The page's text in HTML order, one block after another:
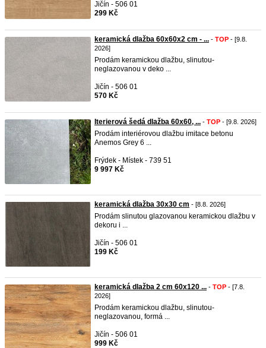
Jičín - 506 01
299 Kč
keramická dlažba 60x60x2 cm - ... - TOP - [9.8.
2026]
Prodám keramickou dlažbu, slinutou-
neglazovanou v deko ...
Jičín - 506 01
570 Kč
Iterierová šedá dlažba 60x60, ... - TOP - [9.8. 2026]
Prodám interiérovou dlažbu imitace betonu
Anemos Grey 6 ...
Frýdek - Místek - 739 51
9 997 Kč
keramická dlažba 30x30 cm - [8.8. 2026]
Prodám slinutou glazovanou keramickou dlažbu v
dekoru i ...
Jičín - 506 01
199 Kč
keramická dlažba 2 cm 60x120 ... - TOP - [7.8.
2026]
Prodám keramickou dlažbu, slinutou-
neglazovanou, formá ...
Jičín - 506 01
999 Kč